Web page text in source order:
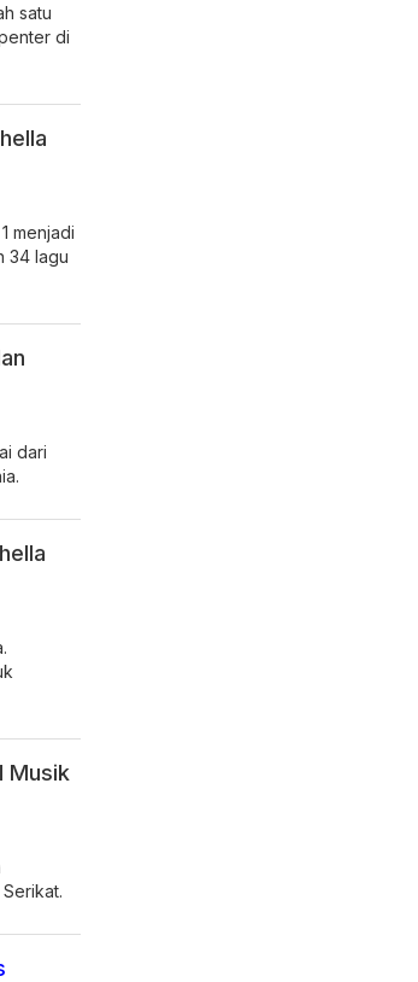
satu
di
menjadi
34 lagu
dari
Musik